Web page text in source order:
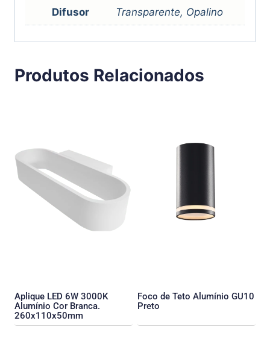
Difusor Transparente, Opalino
Produtos Relacionados
Aplique LED 6W 3000K
Alumínio Cor Branca.
260x110x50mm
Foco de Teto Alumínio GU10
Preto